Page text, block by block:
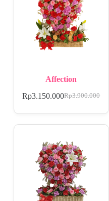
Affection
Rp3.900.000
Rp3.150.000